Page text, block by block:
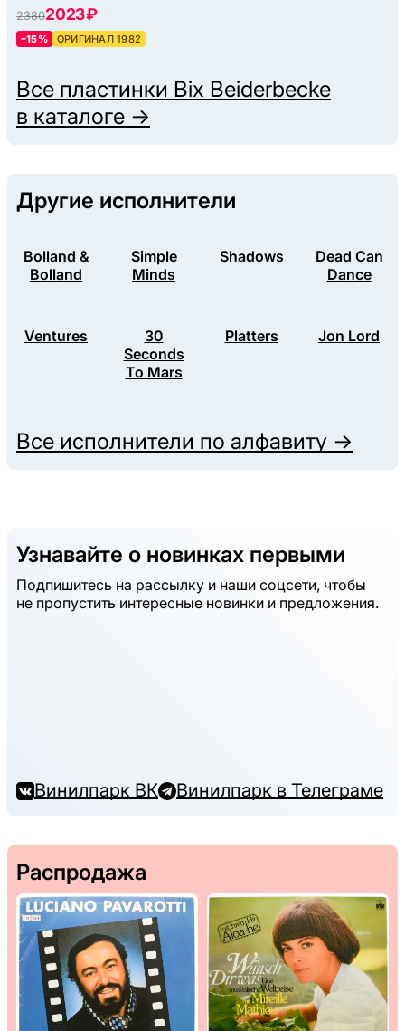
23802023 ₽
–15% ОРИГИНАЛ 1982
Все пластинки Bix Beiderbecke
в каталоге →
Другие исполнители
Bolland &
Bolland
Simple
Minds
Shadows
Dead Can
Dance
Ventures
30
Seconds
To Mars
Platters Jon Lord
Все исполнители по алфавиту →
Узнавайте о новинках первыми
Подпишитесь на рассылку и наши соцсети, чтобы
не пропустить интересные новинки и предложения.
Винилпарк ВК Винилпарк в Телеграме
Распродажа